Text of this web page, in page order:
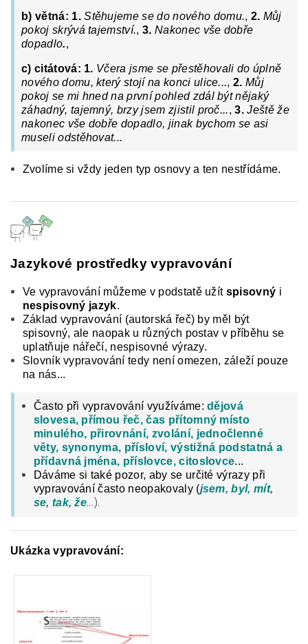
b) větná: 1. Stěhujeme se do nového domu., 2. Můj
pokoj skrývá tajemství.,3. Nakonec vše dobře
dopadlo.,
c) citátová: 1. Včera jsme se přestěhovali do úplně
nového domu, který stojí na konci ulice...,2. Můj
pokoj se mi hned na první pohled zdál být nějaký
záhadný, tajemný, brzy jsem zjistil proč...,3. Ještě že
nakonec vše dobře dopadlo, jinak bychom se asi
museli odstěhovat...
Zvolíme si vždy jeden typ osnovy a ten nestřídáme.
Jazykové prostředky vypravování
Ve vypravování můžeme v podstatě užít spisovný i
nespisovný jazyk.
Základ vypravování (autorská řeč) by měl být
spisovný, ale naopak u různých postav v příběhu se
uplatňuje nářečí, nespisovné výrazy.
Slovník vypravování tedy není omezen, záleží pouze
na nás...
Často při vypravování využíváme:dějová
slovesa, přímou řeč,čas přítomný místo
minulého, přirovnání, zvolání, jednočlenné
věty, synonyma, přísloví, výstižná podstatná a
přídavná jména, příslovce, citoslovce...
Dáváme si také pozor, aby se určité výrazy při
vypravování často neopakovaly (jsem, byl, mít,
se, tak, že...).
Ukázka vypravování: